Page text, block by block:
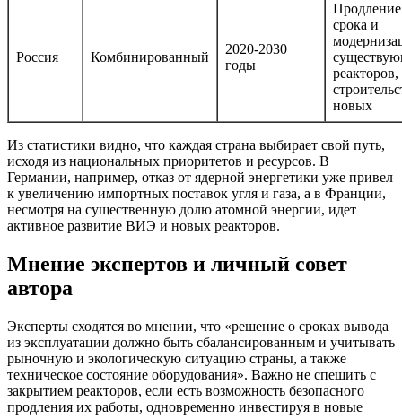
Россия Комбинированный
2020-2030
годы
Продление
срока и
реакторов,
новых
Из статистики видно, что каждая страна выбирает свой путь,
исходя из национальных приоритетов и ресурсов. В
Германии, например, отказ от ядерной энергетики уже привел
к увеличению импортных поставок угля и газа, а в Франции,
несмотря на существенную долю атомной энергии, идет
активное развитие ВИЭ и новых реакторов.
Мнение экспертов и личный совет
автора
Эксперты сходятся во мнении, что «решение о сроках вывода
из эксплуатации должно быть сбалансированным и учитывать
рыночную и экологическую ситуацию страны, а также
техническое состояние оборудования». Важно не спешить с
закрытием реакторов, если есть возможность безопасного
продления их работы, одновременно инвестируя в новые